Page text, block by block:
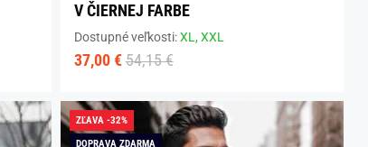
V ČIERNEJ FARBE
Dostupné veľkosti:XL,XXL
37,00 € 54,15 €
ZĽAVA -32%
DOPRAVA ZDARMA